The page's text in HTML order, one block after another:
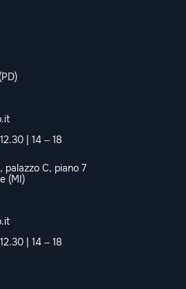
| 14 – 18
palazzo C, piano 7
(MI)
| 14 – 18